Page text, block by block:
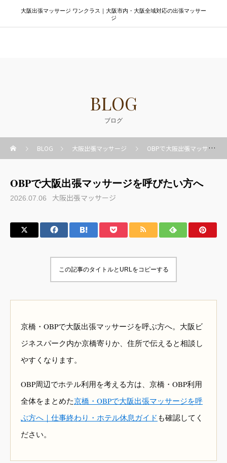
大阪出張マッサージ ワンクラス｜大阪市内・大阪全域対応の出張マッサー
ジ
BLOG
ブログ
BLOG 大阪出張マッサージ OBPで大阪出張マッサージを呼びたい方へ
OBPで大阪出張マッサージを呼びたい方へ
2026.07.06 大阪出張マッサージ
この記事のタイトルとURLをコピーする
京橋・OBPで大阪出張マッサージを呼ぶ方へ。大阪ビ
ジネスパーク内か京橋寄りか、住所で伝えると相談し
やすくなります。
OBP周辺でホテル利用を考える方は、京橋・OBP利用
全体をまとめた京橋・OBPで大阪出張マッサージを呼
ぶ方へ｜仕事終わり・ホテル休息ガイド も確認してく
ださい。